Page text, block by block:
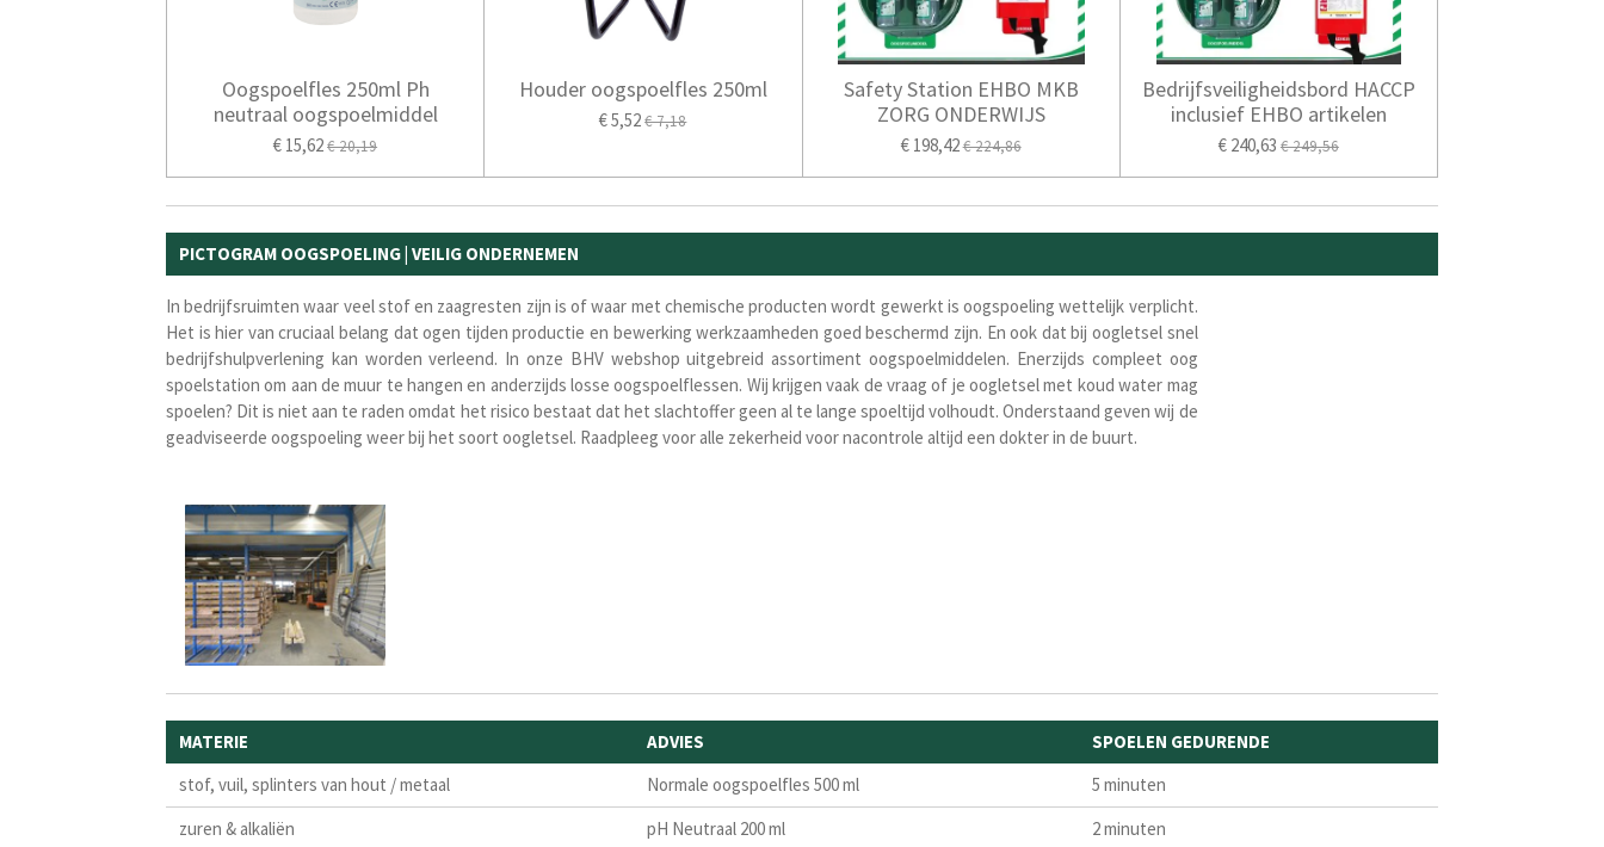
Oogspoelfles 250ml Ph
neutraal oogspoelmiddel
€ 15,62€ 20,19
Houder oogspoelfles 250ml
€ 5,52€ 7,18
Safety Station EHBO MKB
ZORG ONDERWIJS
€ 198,42€ 224,86
Bedrijfsveiligheidsbord HACCP
inclusief EHBO artikelen
€ 240,63 € 249,56
PICTOGRAM OOGSPOELING | VEILIG ONDERNEMEN
In bedrijfsruimten waar veel stof en zaagresten zijn is of waar met chemische producten wordt gewerkt is oogspoeling wettelijk verplicht.
Het is hier van cruciaal belang dat ogen tijden productie en bewerking werkzaamheden goed beschermd zijn. En ook dat bij oogletsel snel
bedrijfshulpverlening kan worden verleend. In onze BHV webshop uitgebreid assortiment oogspoelmiddelen. Enerzijds compleet oog
spoelstation om aan de muur te hangen en anderzijds losse oogspoelflessen. Wij krijgen vaak de vraag of je oogletsel met koud water mag
spoelen? Dit is niet aan te raden omdat het risico bestaat dat het slachtoffer geen al te lange spoeltijd volhoudt. Onderstaand geven wij de
geadviseerde oogspoeling weer bij het soort oogletsel. Raadpleeg voor alle zekerheid voor nacontrole altijd een dokter in de buurt.
MATERIE ADVIES
SPOELEN GEDURENDE
stof, vuil, splinters van hout / metaal
Normale oogspoelfles 500 ml
5 minuten
zuren & alkaliën
pH Neutraal 200 ml 2 minuten